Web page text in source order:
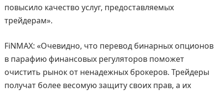
повысило качество услуг, предоставляемых
трейдерам».
FiNMAX: «Очевидно, что перевод бинарных опционов
в парафию финансовых регуляторов поможет
очистить рынок от ненадежных брокеров. Трейдеры
получат более весомую защиту своих прав, а их